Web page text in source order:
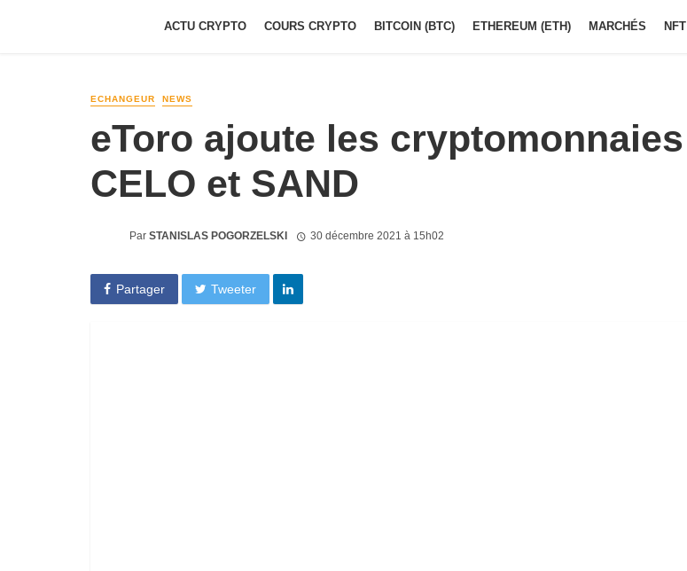
ACTU CRYPTO COURS CRYPTO BITCOIN (BTC) ETHEREUM (ETH) MARCHÉS NFT
ECHANGEUR NEWS
eToro ajoute les cryptomonnaies
CELO et SAND
Par STANISLAS POGORZELSKI 30 décembre 2021 à 15h02
Partager Tweeter